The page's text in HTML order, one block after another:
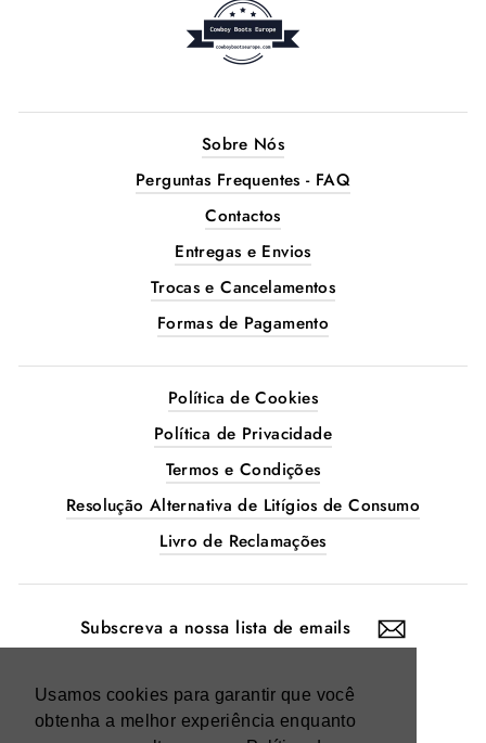
Usamos cookies para garantir que você
obtenha a melhor experiência enquanto
Sobre Nós
Perguntas Frequentes - FAQ
Contactos
Entregas e Envios
Trocas e Cancelamentos
Formas de Pagamento
Política de Cookies
Política de Privacidade
Termos e Condições
Resolução Alternativa de Litígios de Consumo
Livro de Reclamações
InstagramFacebook